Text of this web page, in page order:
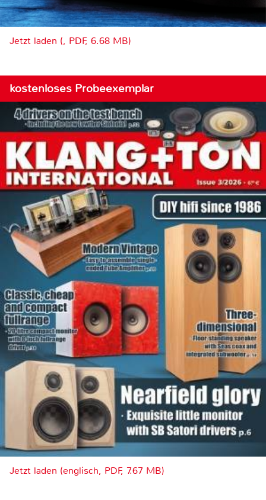
Jetzt laden (, PDF, 6.68 MB)
kostenloses Probeexemplar
Jetzt laden (englisch, PDF, 7.67 MB)